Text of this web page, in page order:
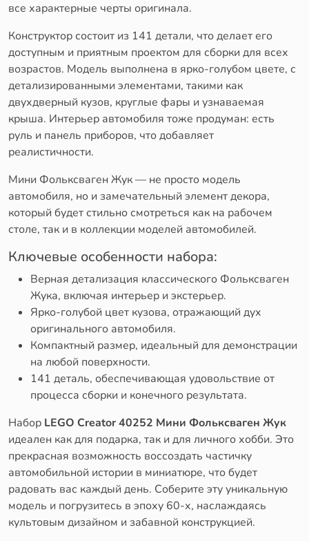
все характерные черты оригинала.
Конструктор состоит из 141 детали, что делает его
доступным и приятным проектом для сборки для всех
возрастов. Модель выполнена в ярко-голубом цвете, с
детализированными элементами, такими как
двухдверный кузов, круглые фары и узнаваемая
крыша. Интерьер автомобиля тоже продуман: есть
руль и панель приборов, что добавляет
реалистичности.
Мини Фольксваген Жук — не просто модель
автомобиля, но и замечательный элемент декора,
который будет стильно смотреться как на рабочем
столе, так и в коллекции моделей автомобилей.
Ключевые особенности набора:
Верная детализация классического Фольксваген
Жука, включая интерьер и экстерьер.
Ярко-голубой цвет кузова, отражающий дух
оригинального автомобиля.
Компактный размер, идеальный для демонстрации
на любой поверхности.
141 деталь, обеспечивающая удовольствие от
процесса сборки и конечного результата.
Набор LEGO Creator 40252 Мини Фольксваген Жук
идеален как для подарка, так и для личного хобби. Это
прекрасная возможность воссоздать частичку
автомобильной истории в миниатюре, что будет
радовать вас каждый день. Соберите эту уникальную
модель и погрузитесь в эпоху 60-х, наслаждаясь
культовым дизайном и забавной конструкцией.